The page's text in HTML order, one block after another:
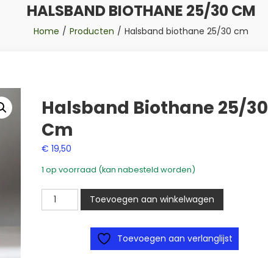
HALSBAND BIOTHANE 25/30 CM
Home Producten Halsband biothane 25/30 cm
Halsband Biothane 25/30
Cm
€ 19,50
1 op voorraad (kan nabesteld worden)
Halsband
biothane
Toevoegen aan winkelwagen
Toevoegen aan verlanglijst